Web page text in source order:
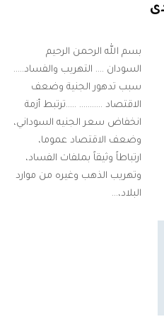
بسم الله الرحمن الرحيم
السودان .... التهريب والفساد.....
سبب تدهور الجنية وضعف
الاقتصاد ........... .....ترتبط أزمة
انخفاض سعر الجنيه السوداني،
وضعف الاقتصاد عموما،
ارتباطاً وثيقاً بملفات الفساد،
وتهريب الذهب وغيره من موارد
البلاد،…